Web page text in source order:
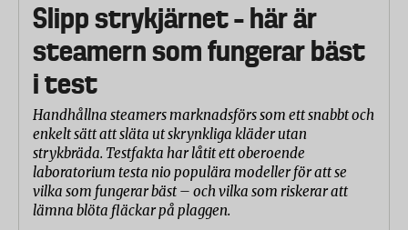
Slipp strykjärnet – här är
steamern som fungerar bäst
i test
Handhållna steamers marknadsförs som ett snabbt och
enkelt sätt att släta ut skrynkliga kläder utan
strykbräda. Testfakta har låtit ett oberoende
laboratorium testa nio populära modeller för att se
vilka som fungerar bäst – och vilka som riskerar att
lämna blöta fläckar på plaggen.